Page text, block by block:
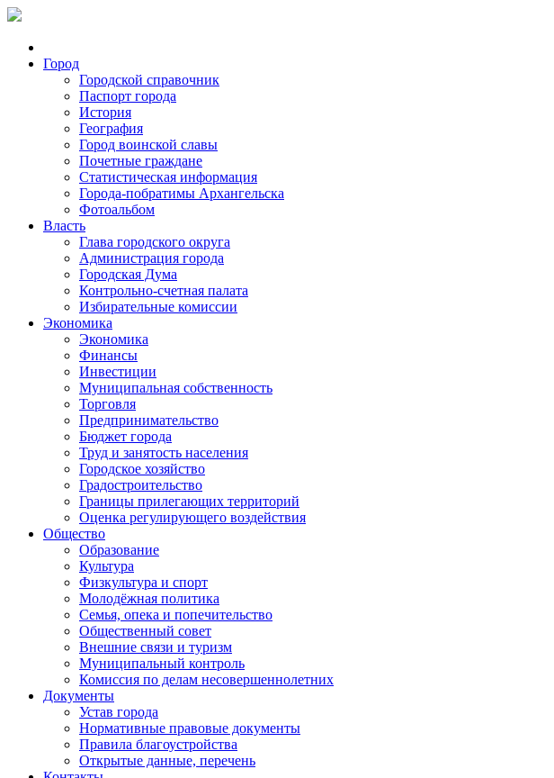
Город
Городской справочник
Паспорт города
История
География
Город воинской славы
Почетные граждане
Статистическая информация
Города-побратимы Архангельска
Фотоальбом
Власть
Глава городского округа
Администрация города
Городская Дума
Контрольно-счетная палата
Избирательные комиссии
Экономика
Экономика
Финансы
Инвестиции
Муниципальная собственность
Торговля
Предпринимательство
Бюджет города
Труд и занятость населения
Городское хозяйство
Градостроительство
Границы прилегающих территорий
Оценка регулирующего воздействия
Общество
Образование
Культура
Физкультура и спорт
Молодёжная политика
Семья, опека и попечительство
Общественный совет
Внешние связи и туризм
Муниципальный контроль
Комиссия по делам несовершеннолетних
Документы
Устав города
Нормативные правовые документы
Правила благоустройства
Открытые данные, перечень